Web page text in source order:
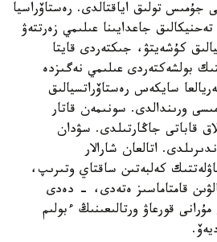
جۇمىس تولىق اياقتالدى. رەستاۆراسيا
جاعدايىنا عىلىمي زەرتتەۋ
كۇشەيتۋ، جىكتەردى قايتا
بولشەكتەردى عىلىمي نەگىزدە
سايكەس رەستاۆراتسيالىق
ورىندالدى. سونىمەن قاتار
قاباتى جاڭارتىلدى. سۋدان
اتالعان شارالار
كەلبەتىن ساقتاي وتىرىپ،
قامتاماسىز ەتەدى، - دەدى
قورعاۋ ورتالىعىنىڭ ءبولىم